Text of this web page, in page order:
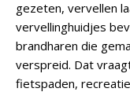
gezeten, vervellen
vervellinghuidjes
brandharen die
verspreid. Dat
fietspaden,